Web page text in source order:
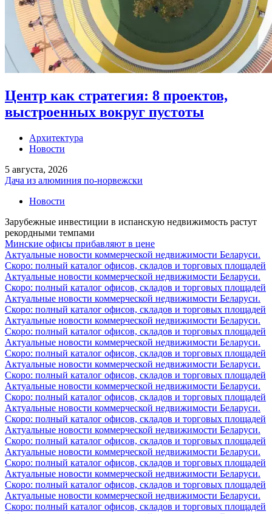
Центр как стратегия: 8 проектов,
выстроенных вокруг пустоты
Архитектура
Новости
5 августа, 2026
Дача из алюминия по-норвежски
Новости
Зарубежные инвестиции в испанскую недвижимость растут
рекордными темпами
Минские офисы прибавляют в цене
Актуальные новости коммерческой недвижимости Беларуси.
Скоро: полный каталог офисов, складов и торговых площадей
Актуальные новости коммерческой недвижимости Беларуси.
Скоро: полный каталог офисов, складов и торговых площадей
Актуальные новости коммерческой недвижимости Беларуси.
Скоро: полный каталог офисов, складов и торговых площадей
Актуальные новости коммерческой недвижимости Беларуси.
Скоро: полный каталог офисов, складов и торговых площадей
Актуальные новости коммерческой недвижимости Беларуси.
Скоро: полный каталог офисов, складов и торговых площадей
Актуальные новости коммерческой недвижимости Беларуси.
Скоро: полный каталог офисов, складов и торговых площадей
Актуальные новости коммерческой недвижимости Беларуси.
Скоро: полный каталог офисов, складов и торговых площадей
Актуальные новости коммерческой недвижимости Беларуси.
Скоро: полный каталог офисов, складов и торговых площадей
Актуальные новости коммерческой недвижимости Беларуси.
Скоро: полный каталог офисов, складов и торговых площадей
Актуальные новости коммерческой недвижимости Беларуси.
Скоро: полный каталог офисов, складов и торговых площадей
Актуальные новости коммерческой недвижимости Беларуси.
Скоро: полный каталог офисов, складов и торговых площадей
Актуальные новости коммерческой недвижимости Беларуси.
Скоро: полный каталог офисов, складов и торговых площадей